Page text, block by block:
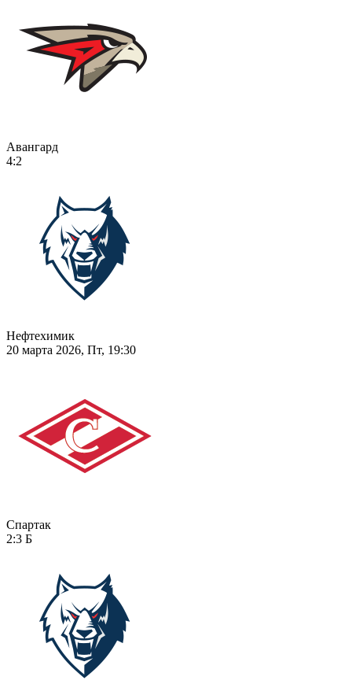
Авангард
4:2
Нефтехимик
20 марта 2026, Пт, 19:30
Спартак
2:3 Б